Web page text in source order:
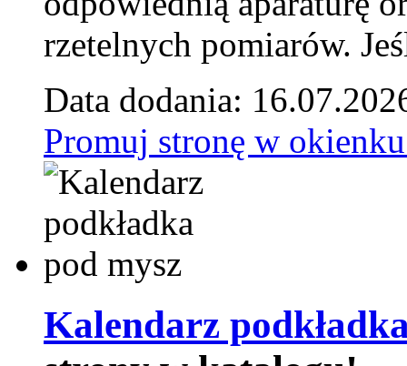
rzetelnych pomiarów.
Data dodania:
Promuj stronę w
Kalendarz